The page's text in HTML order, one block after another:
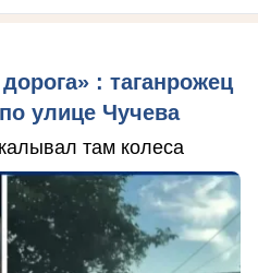
: таганрожец
улице Чучева
там колеса